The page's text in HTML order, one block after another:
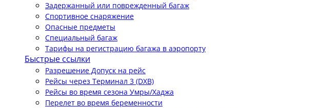
Задержанный или поврежденный багаж
Спортивное снаряжение
Опасные предметы
Специальный багаж
Тарифы на регистрацию багажа в аэропорту
Быстрые ссылки
Разрешение Допуск на рейс
Рейсы через Терминал 3 (DXB)
Рейсы во время сезона Умры/Хаджа
Перелет во время беременности